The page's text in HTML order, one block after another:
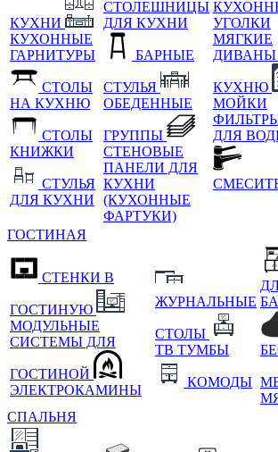
КУХНИ
КУХОННЫЕ
ГАРНИТУРЫ
СТОЛЫ
НА КУХНЮ
СТОЛЫ
КНИЖКИ
СТУЛЬЯ
ДЛЯ КУХНИ
СТОЛЕШНИЦЫ
ДЛЯ КУХНИ
БАРНЫЕ
СТУЛЬЯ
ОБЕДЕННЫЕ
ГРУППЫ
СТЕНОВЫЕ
ПАНЕЛИ ДЛЯ
КУХНИ
(КУХОННЫЕ
ФАРТУКИ)
УГОЛКИ
МЯГКИЕ
ДИВАНЫ
КУХНЮ
МОЙКИ
ДЛЯ
ГОСТИНАЯ
СТЕНКИ В
ГОСТИНУЮ
МОДУЛЬНЫЕ
СИСТЕМЫ ДЛЯ
ГОСТИНОЙ
ЭЛЕКТРОКАМИНЫ
ЖУРНАЛЬНЫЕ
СТОЛЫ
ТВ ТУМБЫ
КОМОДЫ
СПАЛЬНЯ